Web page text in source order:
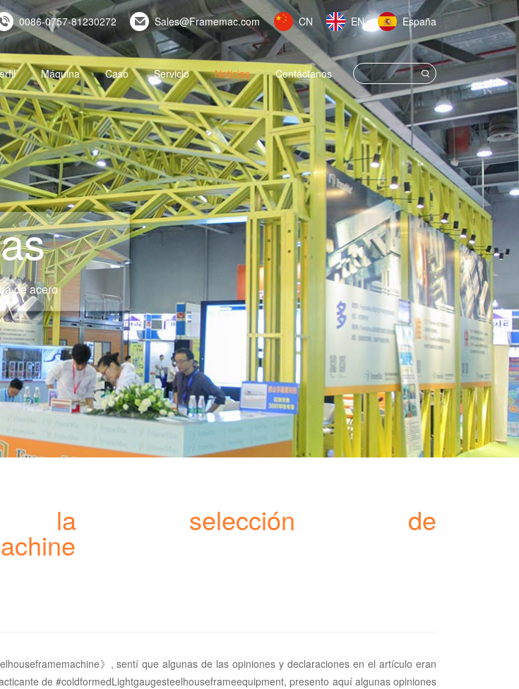
0086-0757-81230272 Sales@Framemac.com CN EN España
Máquina Caso Servicio Noticias Contáctanos
de acero
la selección de
》, sentí que algunas de las opiniones y declaraciones en el artículo eran
de #coldformedLightgaugesteelhouseframeequipment, presento aquí algunas opiniones